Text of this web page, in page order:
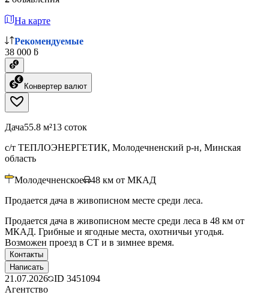
На карте
Рекомендуемые
38 000 ƃ
Конвертер валют
Дача55.8 м²13 соток
с/т ТЕПЛОЭНЕРГЕТИК, Молодечненский р-н, Минская
область
Молодечненское 48 км от МКАД
Продается дача в живописном месте среди леса.
Продается дача в живописном месте среди леса в 48 км от
МКАД. Грибные и ягодные места, охотничьи угодья.
Возможен проезд в СТ и в зимнее время.
Контакты
Написать
21.07.2026 ID 3451094
Агентство